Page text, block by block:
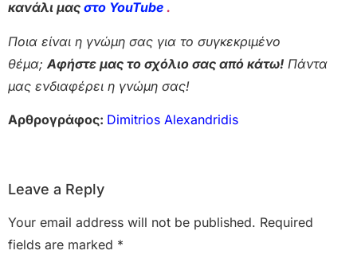
κανάλι μας στο YouTube .
Ποια είναι η γνώμη σας για το συγκεκριμένο
θέμα; Αφήστε μας το σχόλιο σας από κάτω! Πάντα
μας ενδιαφέρει η γνώμη σας!
Αρθρογράφος: Dimitrios Alexandridis
Leave a Reply
Your email address will not be published. Required
fields are marked *